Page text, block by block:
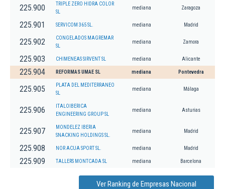
225.900
TRIPLE ZERO HIDRA COLOR
SL
mediana Zaragoza
225.901 SERVICOM 365 SL. mediana Madrid
225.902
CONGELADOS MAGREMAR
SL
mediana Zamora
225.903 CHIMENEAS SIRVENT SL mediana Alicante
225.904 REFORMAS UMAE SL mediana Pontevedra
225.905
PLATA DEL MEDITERRANEO
SL
mediana Málaga
225.906
ITALOIBERICA
ENGINEERING GROUP SL
mediana Asturias
225.907
MONDELEZ IBERIA
SNACKING HOLDINGS SL.
mediana Madrid
225.908 NOR ACUA SPORT SL. mediana Madrid
225.909 TALLERS MONTCADA SL mediana Barcelona
Ver Ranking de Empresas Nacional